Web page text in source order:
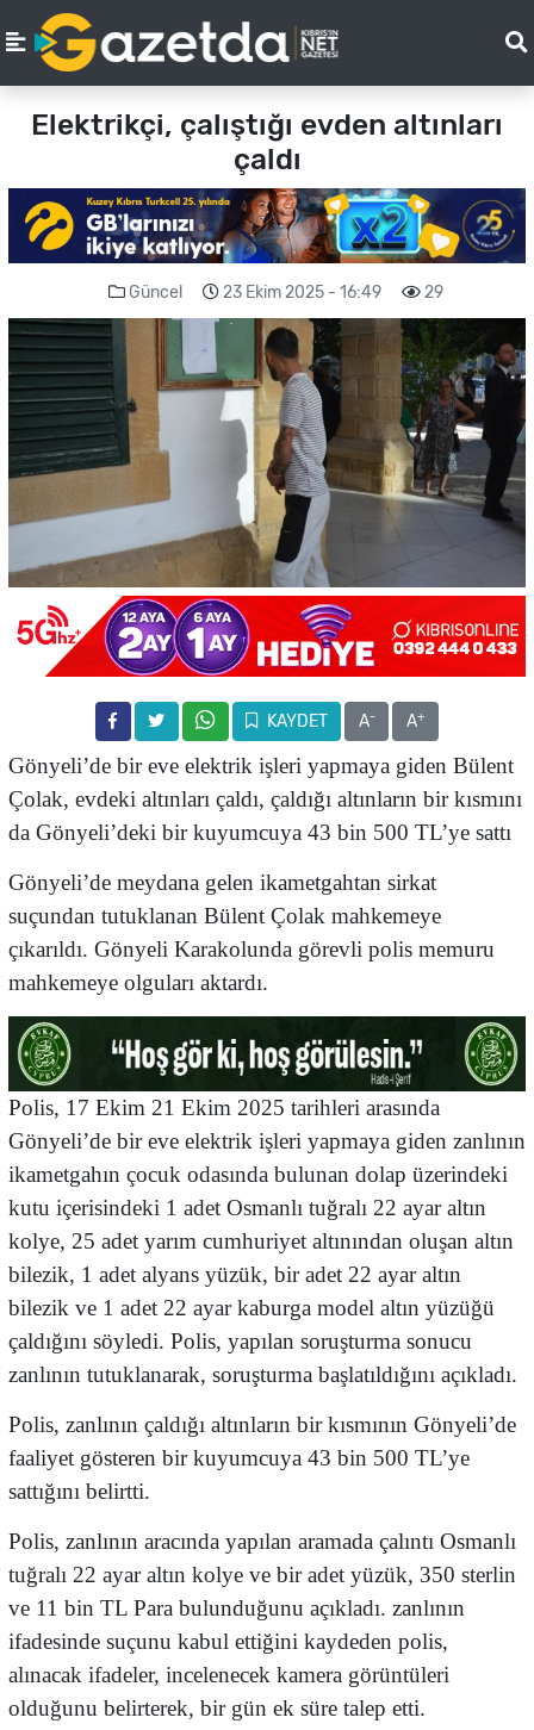
Elektrikçi, çalıştığı evden altınları
çaldı
Güncel 23 Ekim 2025 - 16:49 29
KAYDET A- A+
Gönyeli’de bir eve elektrik işleri yapmaya giden Bülent
Çolak, evdeki altınları çaldı, çaldığı altınların bir kısmını
da Gönyeli’deki bir kuyumcuya 43 bin 500 TL’ye sattı
Gönyeli’de meydana gelen ikametgahtan sirkat
suçundan tutuklanan Bülent Çolak mahkemeye
çıkarıldı. Gönyeli Karakolunda görevli polis memuru
mahkemeye olguları aktardı.
Polis, 17 Ekim 21 Ekim 2025 tarihleri arasında
Gönyeli’de bir eve elektrik işleri yapmaya giden zanlının
ikametgahın çocuk odasında bulunan dolap üzerindeki
kutu içerisindeki 1 adet Osmanlı tuğralı 22 ayar altın
kolye, 25 adet yarım cumhuriyet altınından oluşan altın
bilezik, 1 adet alyans yüzük, bir adet 22 ayar altın
bilezik ve 1 adet 22 ayar kaburga model altın yüzüğü
çaldığını söyledi. Polis, yapılan soruşturma sonucu
zanlının tutuklanarak, soruşturma başlatıldığını açıkladı.
Polis, zanlının çaldığı altınların bir kısmının Gönyeli’de
faaliyet gösteren bir kuyumcuya 43 bin 500 TL’ye
sattığını belirtti.
Polis, zanlının aracında yapılan aramada çalıntı Osmanlı
tuğralı 22 ayar altın kolye ve bir adet yüzük, 350 sterlin
ve 11 bin TL Para bulunduğunu açıkladı. zanlının
ifadesinde suçunu kabul ettiğini kaydeden polis,
alınacak ifadeler, incelenecek kamera görüntüleri
olduğunu belirterek, bir gün ek süre talep etti.